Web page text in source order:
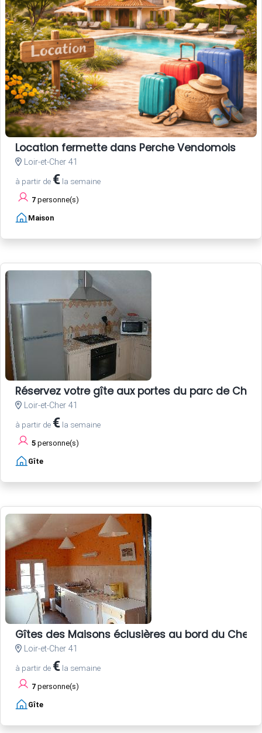
Location fermette dans Perche Vendomois
Loir-et-Cher 41
à partir de € la semaine
7 personne(s)
Maison
Réservez votre gîte aux portes du parc de
Loir-et-Cher 41
à partir de € la semaine
5 personne(s)
Gîte
Gîtes des Maisons éclusières au bord du Cher
Loir-et-Cher 41
à partir de € la semaine
7 personne(s)
Gîte